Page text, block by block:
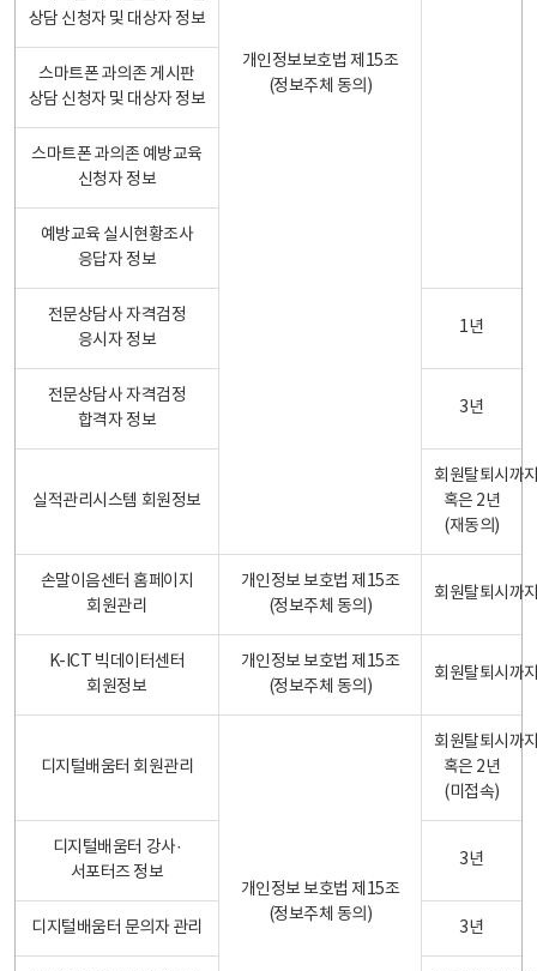
개인정보보호법 제15조
(정보주체 동의)
상담 신청자 및 대상자 정보
스마트폰 과의존 게시판
상담 신청자 및 대상자 정보
스마트폰 과의존 예방교육
신청자 정보
예방교육 실시현황조사
응답자 정보
전문상담사 자격검정
응시자 정보
1년
전문상담사 자격검정
합격자 정보
3년
실적관리시스템 회원정보
회원탈퇴시까
혹은 2년
(재동의)
손말이음센터 홈페이지
회원관리
개인정보 보호법 제15조
(정보주체 동의)
회원탈퇴시까
K-ICT 빅데이터센터
회원정보
개인정보 보호법 제15조
(정보주체 동의)
회원탈퇴시까
디지털배움터 회원관리
개인정보 보호법 제15조
(정보주체 동의)
회원탈퇴시까
혹은 2년
(미접속)
디지털배움터 강사·
서포터즈 정보
3년
디지털배움터 문의자 관리 3년